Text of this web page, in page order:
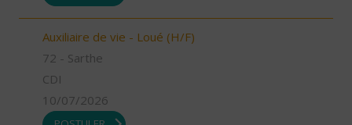
Auxiliaire de vie - Loué (H/F)
72 - Sarthe
CDI
10/07/2026